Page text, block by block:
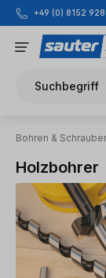
Zum Hauptinhalt
+49 (0) 8152
Suchbegriff
Bohren &
Holzbohrer